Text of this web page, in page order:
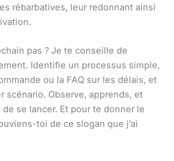
rébarbatives, leur redonnant ainsi
pas ? Je te conseille de
Identifie un processus simple,
ou la FAQ sur les délais, et
scénario. Observe, apprends, et
se lancer. Et pour te donner le
toi de ce slogan que j’ai